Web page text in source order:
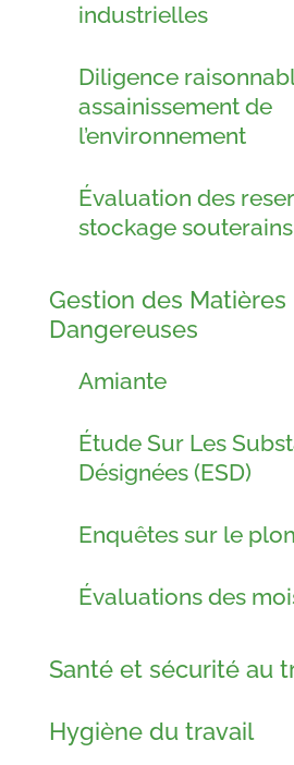
industrielles
Diligence
assainissement de
l’environnement
Évaluation des
stockage souterains
Gestion des Matières
Dangereuses
Amiante
Étude Sur Les
Désignées (ESD)
Enquêtes sur le
Évaluations des
Santé et sécurité au
Hygiène du travail